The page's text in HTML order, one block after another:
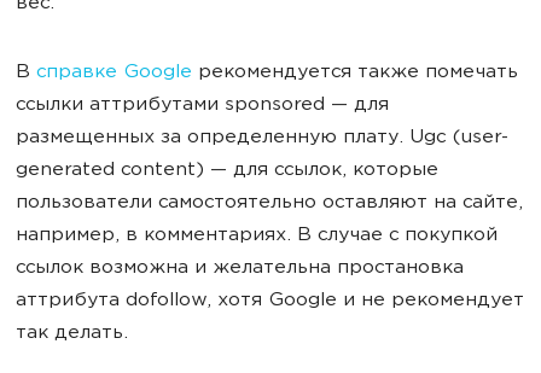
В справке Google рекомендуется также помечать
ссылки аттрибутами sponsored — для
размещенных за определенную плату. Ugc (user-
generated content) — для ссылок, которые
пользователи самостоятельно оставляют на сайте,
например, в комментариях. В случае с покупкой
ссылок возможна и желательна простановка
аттрибута dofollow, хотя Google и не рекомендует
так делать.